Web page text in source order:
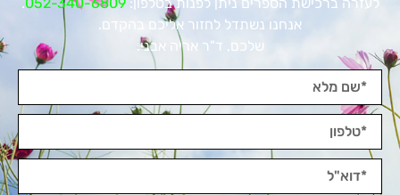
אנחנו נשתדל לחזור אליכם בהקדם.
שלכם, ד"ר אריה אבני.